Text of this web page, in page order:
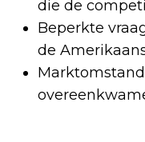
die de
Beperkte
de